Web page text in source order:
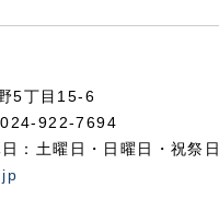
5丁目15-6
922-7694
：土曜日・日曜日・祝祭日